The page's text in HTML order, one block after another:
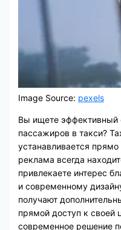
Image Source: pexels
Вы ищете эффективный
пассажиров в такси?
устанавливается
реклама всегда
привлекаете интерес
и современному
получают
прямой доступ к своей
современное решение